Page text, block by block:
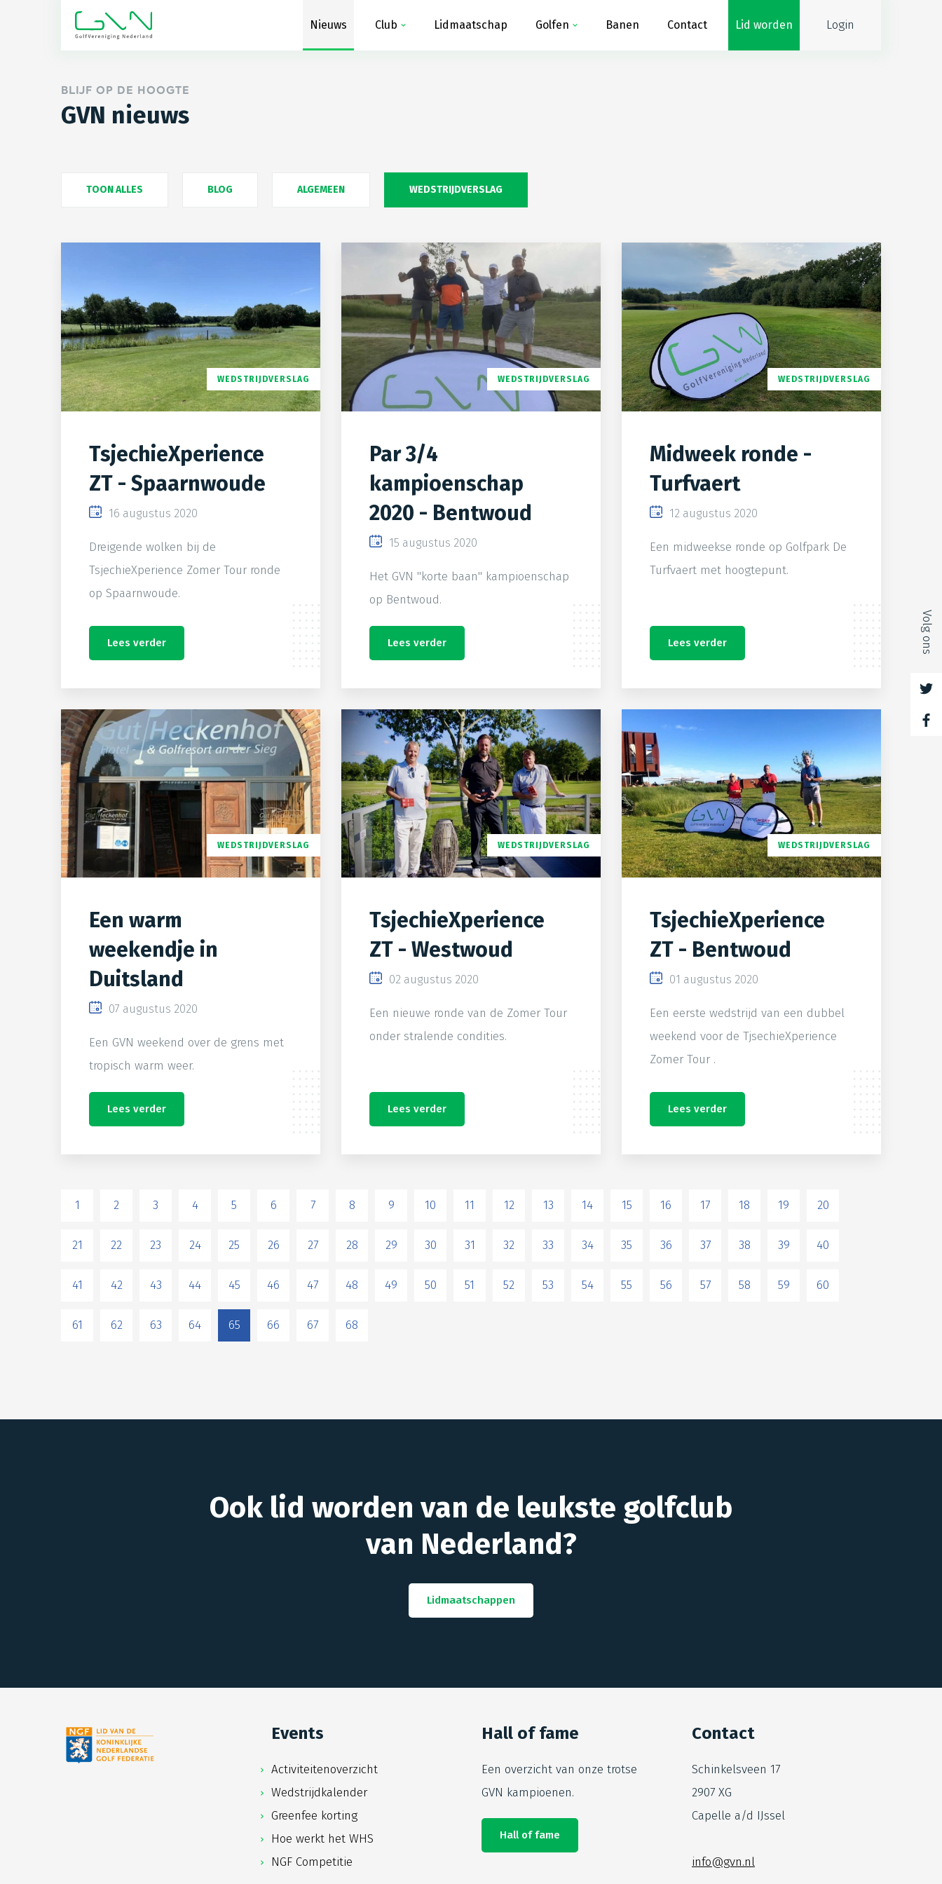
Nieuws Club Lidmaatschap Golfen Banen Contact Lid worden Login
Volg ons
BLIJF OP DE HOOGTE
GVN nieuws
TOON ALLES BLOG ALGEMEEN WEDSTRIJDVERSLAG
WEDSTRIJDVERSLAG
TsjechieXperience
ZT - Spaarnwoude
16 augustus 2020
Dreigende wolken bij de
TsjechieXperience Zomer Tour ronde
op Spaarnwoude.
Lees verder
WEDSTRIJDVERSLAG
Par 3/4
kampioenschap
2020 - Bentwoud
15 augustus 2020
Het GVN "korte baan" kampioenschap
op Bentwoud.
Lees verder
WEDSTRIJDVERSLAG
Midweek ronde -
Turfvaert
12 augustus 2020
Een midweekse ronde op Golfpark De
Turfvaert met hoogtepunt.
Lees verder
WEDSTRIJDVERSLAG
Een warm
weekendje in
Duitsland
07 augustus 2020
Een GVN weekend over de grens met
tropisch warm weer.
Lees verder
WEDSTRIJDVERSLAG
TsjechieXperience
ZT - Westwoud
02 augustus 2020
Een nieuwe ronde van de Zomer Tour
onder stralende condities.
Lees verder
WEDSTRIJDVERSLAG
TsjechieXperience
ZT - Bentwoud
01 augustus 2020
Een eerste wedstrijd van een dubbel
weekend voor de TjsechieXperience
Zomer Tour .
Lees verder
1 2 3 4 5 6 7 8 9 10 11 12 13 14 15 16 17 18 19 20
21 22 23 24 25 26 27 28 29 30 31 32 33 34 35 36 37 38 39 40
41 42 43 44 45 46 47 48 49 50 51 52 53 54 55 56 57 58 59 60
61 62 63 64 65 66 67 68
Ook lid worden van de leukste golfclub
van Nederland?
Lidmaatschappen
Events
Activiteitenoverzicht
Wedstrijdkalender
Greenfee korting
Hoe werkt het WHS
NGF Competitie
Hall of fame
Een overzicht van onze trotse
GVN kampioenen.
Hall of fame
Contact
Schinkelsveen 17
2907 XG
Capelle a/d IJssel
info@gvn.nl